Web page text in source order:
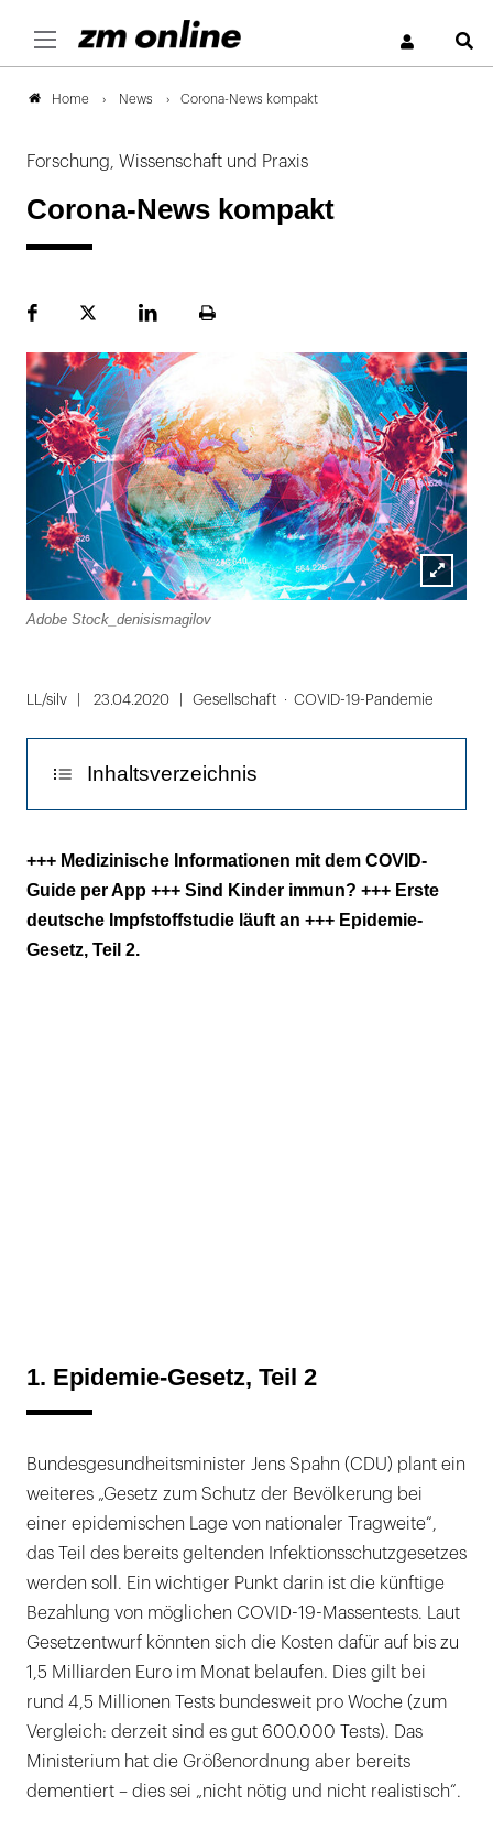
Home News Corona-News kompakt
Forschung, Wissenschaft und Praxis
Corona-News kompakt
FacebookPlattformLinekdInSeite
Lightbox
Adobe Stock_denisismagilov
LL/silv 23.04.2020 Gesellschaft COVID-19-Pandemie
Inhaltsverzeichnis
1. Epidemie-Gesetz, Teil 2
2. Erste deutsche Impfstoffstudie läuft an
3. COVID-Guide
+++ Medizinische Informationen mit dem COVID-
Guide per App +++ Sind Kinder immun? +++ Erste
deutsche Impfstoffstudie läuft an +++ Epidemie-
Gesetz, Teil 2.
1. Epidemie-Gesetz, Teil 2
Bundesgesundheitsminister Jens Spahn (CDU) plant ein
weiteres „Gesetz zum Schutz der Bevölkerung bei
einer epidemischen Lage von nationaler Tragweite“,
das Teil des bereits geltenden Infektionsschutzgesetzes
werden soll. Ein wichtiger Punkt darin ist die künftige
Bezahlung von möglichen COVID-19-Massentests. Laut
Gesetzentwurf könnten sich die Kosten dafür auf bis zu
1,5 Milliarden Euro im Monat belaufen. Dies gilt bei
rund 4,5 Millionen Tests bundesweit pro Woche (zum
Vergleich: derzeit sind es gut 600.000 Tests). Das
Ministerium hat die Größenordnung aber bereits
dementiert – dies sei „nicht nötig und nicht realistisch“.